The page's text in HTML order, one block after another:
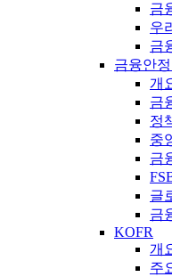
금
우
금
금융안
개
금
정
중
금
글
금
KOFR
개
주